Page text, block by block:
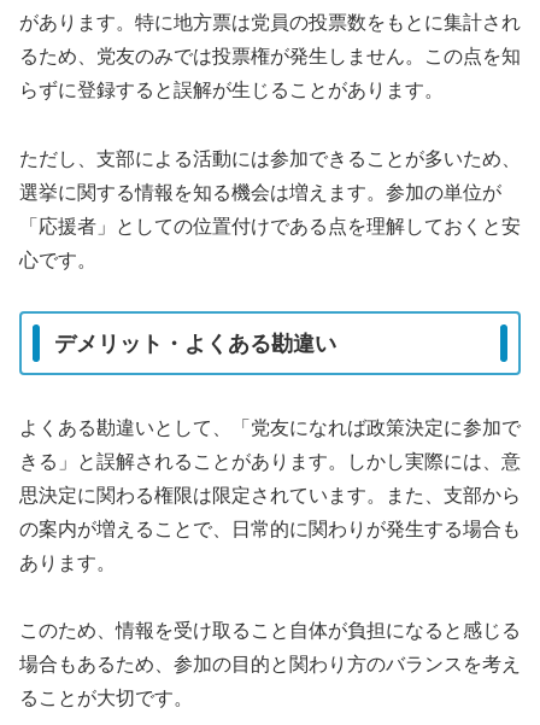
があります。特に地方票は党員の投票数をもとに集計され
るため、党友のみでは投票権が発生しません。この点を知
らずに登録すると誤解が生じることがあります。
ただし、支部による活動には参加できることが多いため、
選挙に関する情報を知る機会は増えます。参加の単位が
「応援者」としての位置付けである点を理解しておくと安
心です。
デメリット・よくある勘違い
よくある勘違いとして、「党友になれば政策決定に参加で
きる」と誤解されることがあります。しかし実際には、意
思決定に関わる権限は限定されています。また、支部から
の案内が増えることで、日常的に関わりが発生する場合も
あります。
このため、情報を受け取ること自体が負担になると感じる
場合もあるため、参加の目的と関わり方のバランスを考え
ることが大切です。